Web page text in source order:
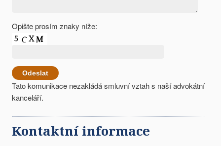
Opište prosím znaky níže:
Tato komunikace nezakládá smluvní vztah s naší advokátní
kanceláří.
Kontaktní informace